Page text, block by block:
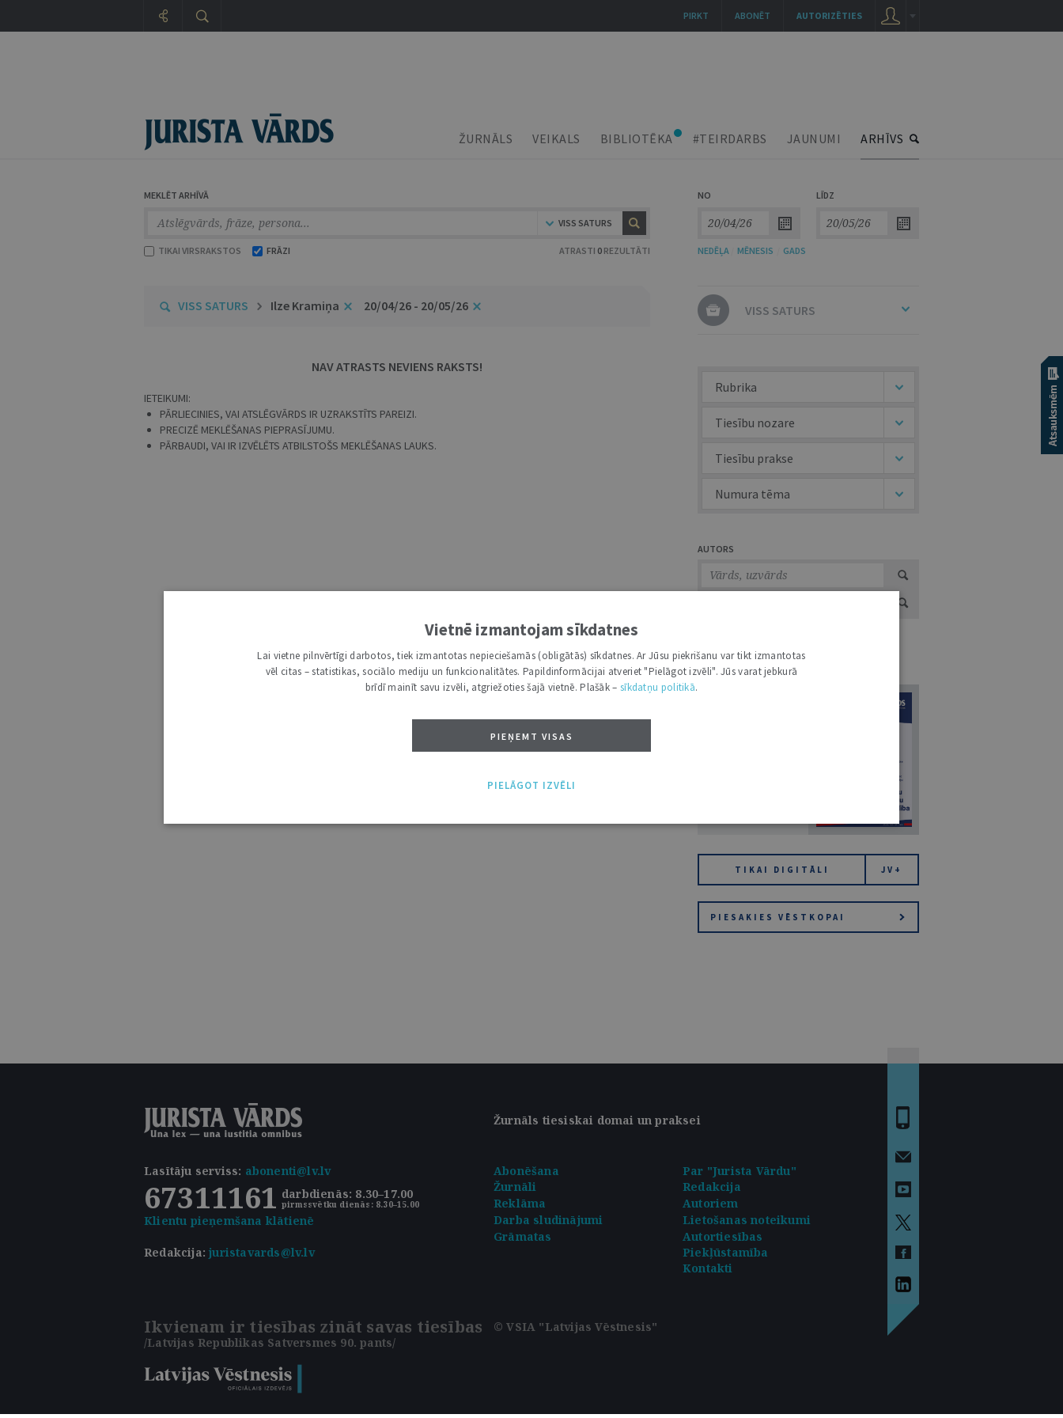
ŽURNĀLS VEIKALS BIBLIOTĒKA #TEIRDARBS JAUNUMI ARHĪVS
MEKLĒT ARHĪVĀ
VISS SATURS
TIKAI VIRSRAKSTOS FRĀZI ATRASTI 0 REZULTĀTI
NO LĪDZ
NEDĒĻA MĒNESIS GADS
VISS SATURS Ilze Kramiņa 20/04/26 - 20/05/26
NAV ATRASTS NEVIENS RAKSTS!
IETEIKUMI:
PĀRLIECINIES, VAI ATSLĒGVĀRDS IR UZRAKSTĪTS PAREIZI.
PRECIZĒ MEKLĒŠANAS PIEPRASĪJUMU.
PĀRBAUDI, VAI IR IZVĒLĒTS ATBILSTOŠS MEKLĒŠANAS LAUKS.
VISS SATURS
Rubrika
Tiesību nozare
Tiesību prakse
Numura tēma
AUTORS
ŽURNĀLU KATALOGS /
TIKAI DIGITĀLI JV+
PIESAKIES VĒSTKOPAI
Žurnāls tiesiskai domai un praksei
Lasītāju serviss: abonenti@lv.lv
67311161 darbdienās: 8.30–17.00
pirmssvētku dienās: 8.30–15.00
Klientu pieņemšana klātienē
Abonēšana
Par "Jurista Vārdu"
Žurnāli
Redakcija
Reklāma
Autoriem
Darba sludinājumi
Lietošanas noteikumi
Redakcija:juristavards@lv.lv
Grāmatas
Autortiesības
Piekļūstamība
Kontakti
Ikvienam ir tiesības zināt savas tiesības
/Latvijas Republikas Satversmes 90. pants/
© VSIA "Latvijas Vēstnesis"
AUTORIZĒTIES
ABONĒT
PIRKT
Vietnē izmantojam sīkdatnes
Lai vietne pilnvērtīgi darbotos, tiek izmantotas nepieciešamās (obligātās) sīkdatnes. Ar Jūsu piekrišanu var tikt izmantotas
vēl citas – statistikas, sociālo mediju un funkcionalitātes. Papildinformācijai atveriet "Pielāgot izvēli". Jūs varat jebkurā
brīdī mainīt savu izvēli, atgriežoties šajā vietnē. Plašāk – sīkdatņu politikā.
PIEŅEMT VISAS
PIELĀGOT IZVĒLI